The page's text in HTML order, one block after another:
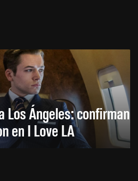
Los Ángeles: confirman
en I Love LA